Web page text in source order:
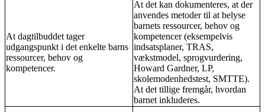
At dagtilbuddet tager
udgangspunkt i det enkelte barns
ressourcer, behov og
kompetencer.
At det kan dokumenteres, at der
anvendes metoder til at belyse
barnets ressourcer, behov og
kompetencer (eksempelvis
indsatsplaner, TRAS,
vækstmodel, sprogvurdering,
Howard Gardner, LP,
skolemodenhedstest, SMTTE).
At det tillige fremgår, hvordan
barnet inkluderes.